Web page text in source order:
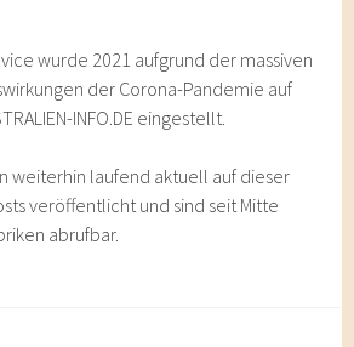
wurde 2021 aufgrund der massiven
der Corona-Pandemie auf
INFO.DE eingestellt.
weiterhin laufend aktuell auf dieser
veröffentlicht und sind seit Mitte
abrufbar.